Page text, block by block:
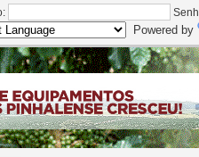
Powered by